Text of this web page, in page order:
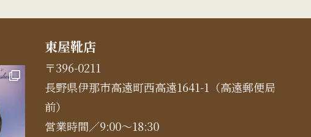
東屋靴店
〒396-0211
長野県伊那市高遠町西高遠1641-1（高遠郵便局
前）
営業時間／9:00～18:30